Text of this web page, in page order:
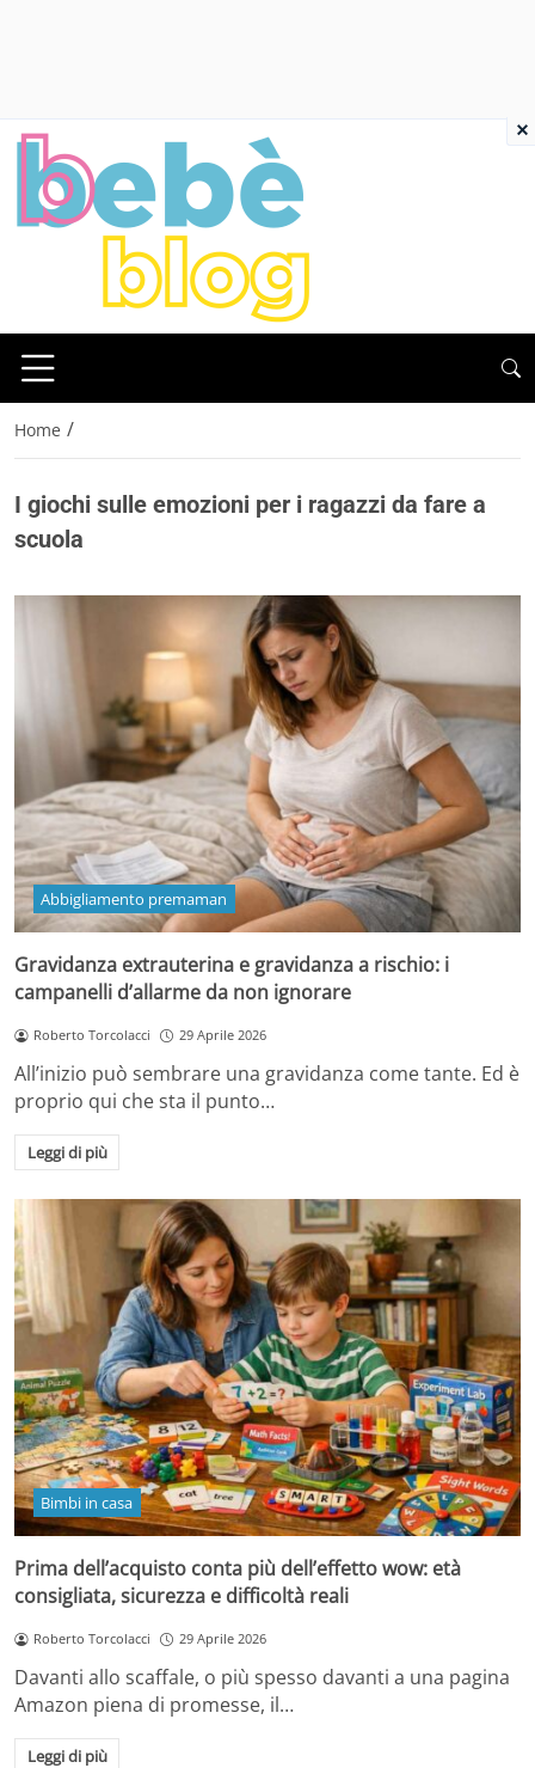
Home /
I giochi sulle emozioni per i ragazzi da fare a
scuola
Abbigliamento premaman
Gravidanza extrauterina e gravidanza a rischio: i
campanelli d’allarme da non ignorare
Roberto Torcolacci 29 Aprile 2026
All’inizio può sembrare una gravidanza come tante. Ed è
proprio qui che sta il punto…
Leggi di più
Bimbi in casa
Prima dell’acquisto conta più dell’effetto wow: età
consigliata, sicurezza e difficoltà reali
Roberto Torcolacci 29 Aprile 2026
Davanti allo scaffale, o più spesso davanti a una pagina
Amazon piena di promesse, il…
Leggi di più
×